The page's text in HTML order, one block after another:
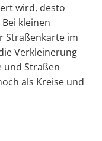
wird, desto
kleinen
Straßenkarte im
Verkleinerung
und Straßen
als Kreise und